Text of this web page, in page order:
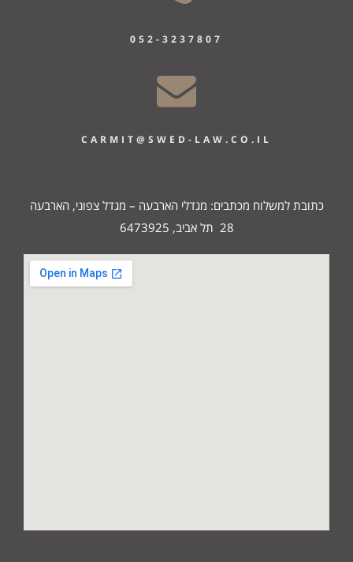
052-3 237807
CARMIT@SWED-LAW.CO.IL
כתובת למשלוח מכתבים: מגדלי הארבעה – מגדל צפוני, הארבעה
28 תל אביב, 6473925